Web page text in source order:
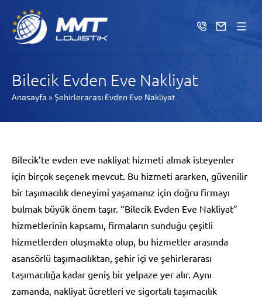
Bilecik Evden Eve Nakliyat
Anasayfa » Şehirlerarası Evden Eve Nakliyat
Bilecik’te evden eve nakliyat hizmeti almak isteyenler
için birçok seçenek mevcut. Bu hizmeti ararken, güvenilir
bir taşımacılık deneyimi yaşamanız için doğru firmayı
bulmak büyük önem taşır. “Bilecik Evden Eve Nakliyat”
hizmetlerinin kapsamı, firmaların sunduğu çeşitli
hizmetlerden oluşmakta olup, bu hizmetler arasında
asansörlü taşımacılıktan, şehir içi ve şehirlerarası
taşımacılığa kadar geniş bir yelpaze yer alır. Aynı
zamanda, nakliyat ücretleri ve sigortalı taşımacılık